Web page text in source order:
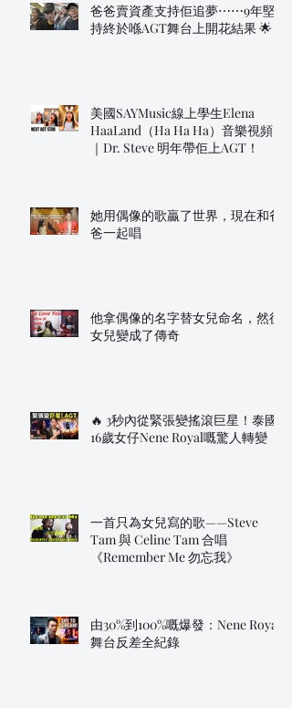
爸爸賣資產支持佢追夢⋯⋯9年堅
持終於喺AGT舞台上開花結果 🌟
美國SAYMusic線上學生Elena
HaaLand（Ha Ha Ha）音樂視頻
｜Dr. Steve 明年帶佢上AGT！
她用偶像的歌贏了世界，現在和爸
爸一起唱
他拿偶像的名字替女兒命名，然後
女兒變成了傳奇
🔥 3秒內從緊張變搖滾巨星！泰國
16歲女仔Nene Royal嘅驚人轉變
一首只為女兒寫的歌——Steve
Tam 與 Celine Tam 合唱
《Remember Me 勿忘我》
由30%到100%嘅爆發：Nene Royal
舞台反差全紀錄